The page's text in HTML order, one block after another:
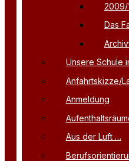
2009/
Das
Unsere Schule
Anfahrtskizze/
Anmeldung
Aus der Luft …